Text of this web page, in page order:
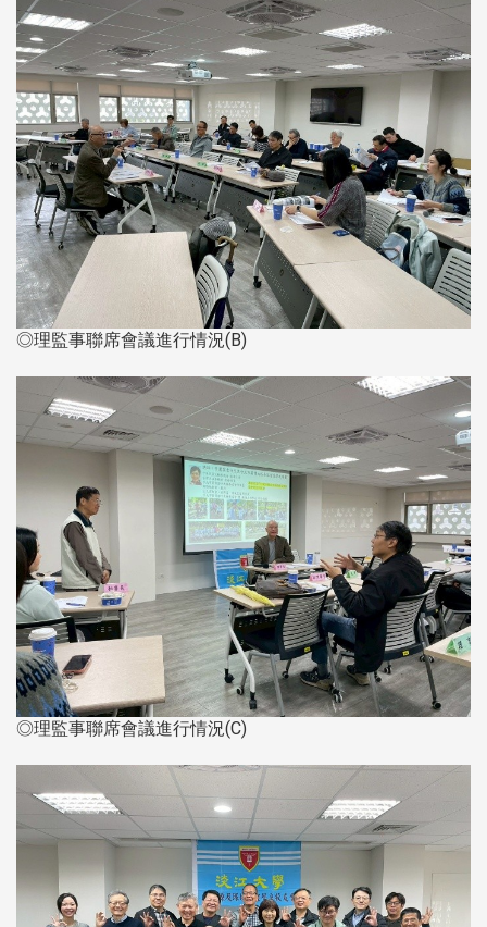
◎理監事聯席會議進行情況(B)
◎理監事聯席會議進行情況(C)